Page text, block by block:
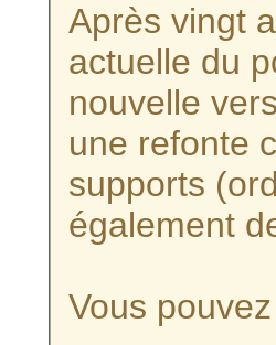
Après vingt
actuelle du
nouvelle
une refonte
supports
également
Vous